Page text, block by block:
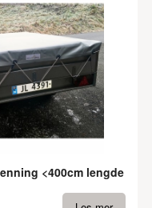
<400cm lengde